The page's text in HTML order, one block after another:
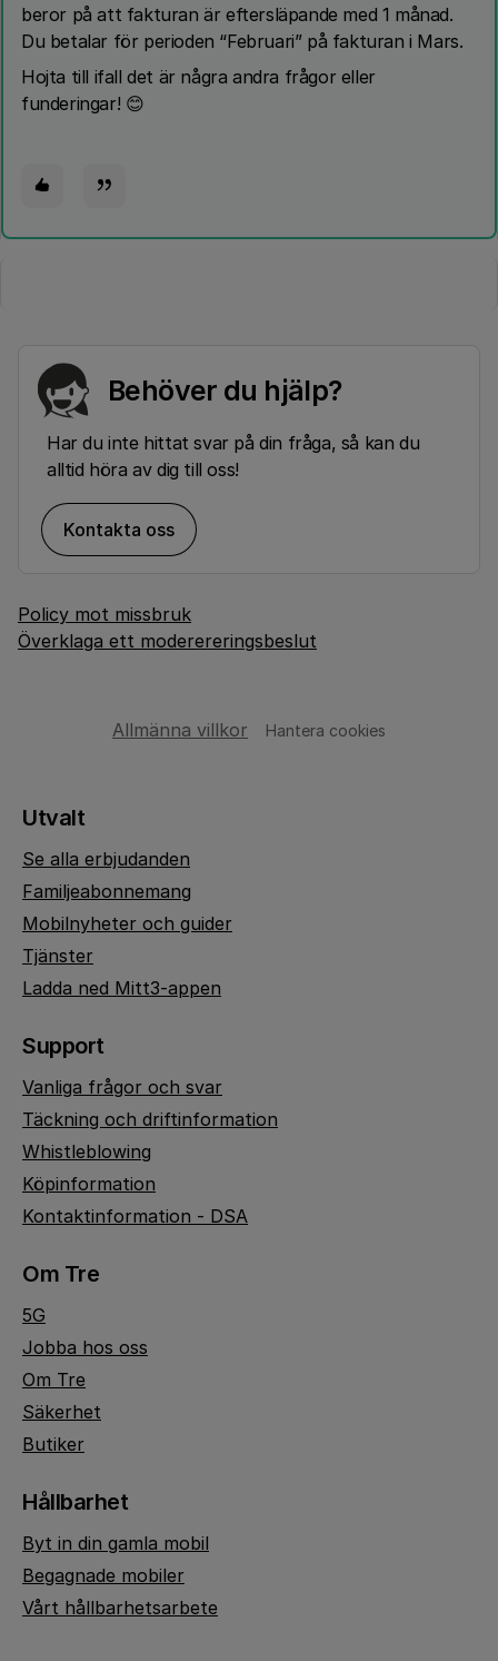
beror på att fakturan är eftersläpande med 1 månad.
Du betalar för perioden “Februari” på fakturan i Mars.
Hojta till ifall det är några andra frågor eller
funderingar! 😊
Behöver du hjälp?
Har du inte hittat svar på din fråga, så kan du
alltid höra av dig till oss!
Kontakta oss
Policy mot missbruk
Överklaga ett moderereringsbeslut
Allmänna villkor Hantera cookies
Utvalt
Se alla erbjudanden
Familjeabonnemang
Mobilnyheter och guider
Tjänster
Ladda ned Mitt3-appen
Support
Vanliga frågor och svar
Täckning och driftinformation
Whistleblowing
Köpinformation
Kontaktinformation - DSA
Om Tre
5G
Jobba hos oss
Om Tre
Säkerhet
Butiker
Hållbarhet
Byt in din gamla mobil
Begagnade mobiler
Vårt hållbarhetsarbete